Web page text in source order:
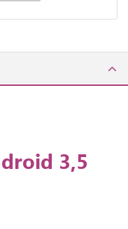
3,5